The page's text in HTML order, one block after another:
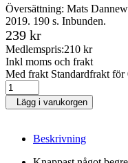
Översättning: Mats
2019. 190 s. Inbunden.
239 kr
Medlemspris:210 kr
Inkl moms och frakt
Med frakt Standardfrakt för
Lägg i varukorgen
Beskrivning